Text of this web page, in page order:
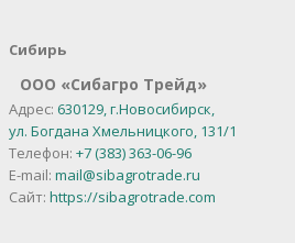
Сибирь
OOO «Сибагро Трейд»
Адрес: 630129, г.Новосибирск,
ул. Богдана Хмельницкого, 131/1
Телефон: +7 (383) 363-06-96
E-mail: mail@sibagrotrade.ru
Сайт: https://sibagrotrade.com